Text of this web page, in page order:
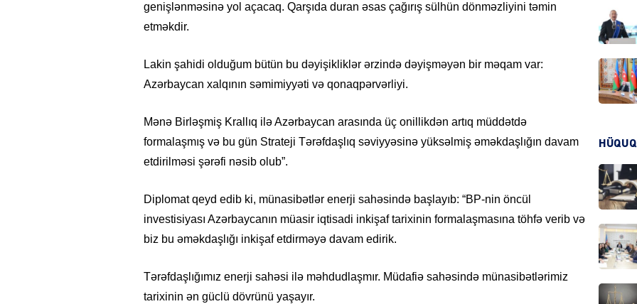
genişlənməsinə yol açacaq. Qarşıda duran əsas çağırış sülhün dönməzliyini təmin
etməkdir.
Lakin şahidi olduğum bütün bu dəyişikliklər ərzində dəyişməyən bir məqam var:
Azərbaycan xalqının səmimiyyəti və qonaqpərvərliyi.
Mənə Birləşmiş Krallıq ilə Azərbaycan arasında üç onillikdən artıq müddətdə
formalaşmış və bu gün Strateji Tərəfdaşlıq səviyyəsinə yüksəlmiş əməkdaşlığın davam
etdirilməsi şərəfi nəsib olub”.
Diplomat qeyd edib ki, münasibətlər enerji sahəsində başlayıb: “BP-nin öncül
investisiyası Azərbaycanın müasir iqtisadi inkişaf tarixinin formalaşmasına töhfə verib və
biz bu əməkdaşlığı inkişaf etdirməyə davam edirik.
Tərəfdaşlığımız enerji sahəsi ilə məhdudlaşmır. Müdafiə sahəsində münasibətlərimiz
tarixinin ən güclü dövrünü yaşayır.
XARİCİ
HADISƏ
HÜQUQ